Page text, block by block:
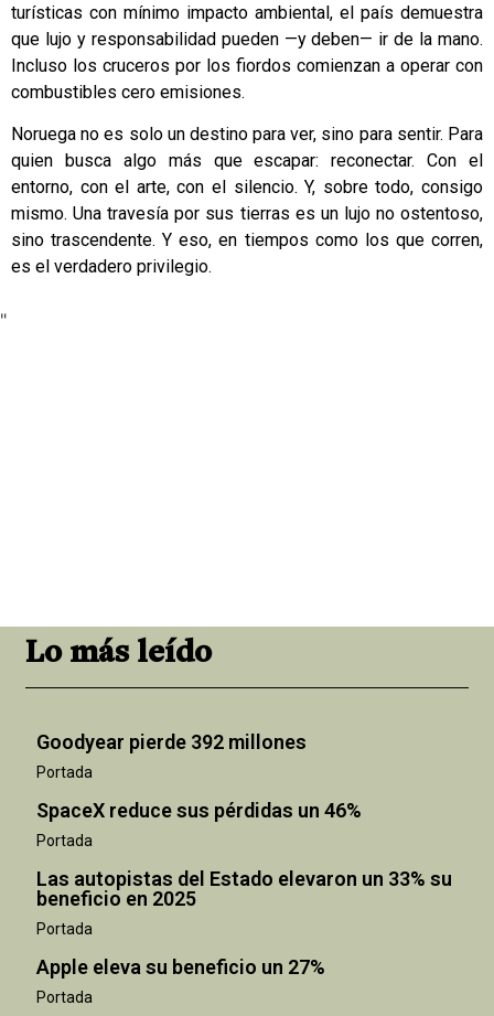
turísticas con mínimo impacto ambiental, el país demuestra
que lujo y responsabilidad pueden —y deben— ir de la mano.
Incluso los cruceros por los fiordos comienzan a operar con
combustibles cero emisiones.
Noruega no es solo un destino para ver, sino para sentir. Para
quien busca algo más que escapar: reconectar. Con el
entorno, con el arte, con el silencio. Y, sobre todo, consigo
mismo. Una travesía por sus tierras es un lujo no ostentoso,
sino trascendente. Y eso, en tiempos como los que corren,
es el verdadero privilegio.
"
Lo más leído
Goodyear pierde 392 millones
Portada
SpaceX reduce sus pérdidas un 46%
Portada
Las autopistas del Estado elevaron un 33% su
beneficio en 2025
Portada
Apple eleva su beneficio un 27%
Portada